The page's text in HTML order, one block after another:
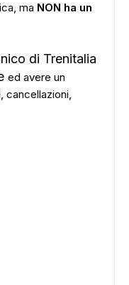
ma NON ha un
di Trenitalia
ed avere un
cancellazioni,